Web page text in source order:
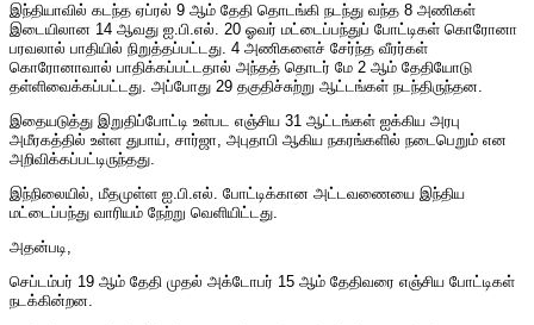
இந்தியாவில் கடந்த ஏப்ரல் 9 ஆம் தேதி தொடங்கி நடந்து வந்த 8 அணிகள்
இடையிலான 14 ஆவது ஐ.பி.எல். 20 ஓவர் மட்டைப்பந்துப் போட்டிகள் கொரோனா
பரவலால் பாதியில் நிறுத்தப்பட்டது. 4 அணிகளைச் சேர்ந்த வீரர்கள்
கொரோனாவால் பாதிக்கப்பட்டதால் அந்தத் தொடர் மே 2 ஆம் தேதியோடு
தள்ளிவைக்கப்பட்டது. அப்போது 29 தகுதிச்சுற்று ஆட்டங்கள் நடந்திருந்தன.
இதையடுத்து இறுதிப்போட்டி உள்பட எஞ்சிய 31 ஆட்டங்கள் ஐக்கிய அரபு
அமீரகத்தில் உள்ள துபாய், சார்ஜா, அபுதாபி ஆகிய நகரங்களில் நடைபெறும் என
அறிவிக்கப்பட்டிருந்தது.
இந்நிலையில், மீதமுள்ள ஐ.பி.எல். போட்டிக்கான அட்டவணையை இந்திய
மட்டைப்பந்து வாரியம் நேற்று வெளியிட்டது.
அதன்படி,
செப்டம்பர் 19 ஆம் தேதி முதல் அக்டோபர் 15 ஆம் தேதிவரை எஞ்சிய போட்டிகள்
நடக்கின்றன.